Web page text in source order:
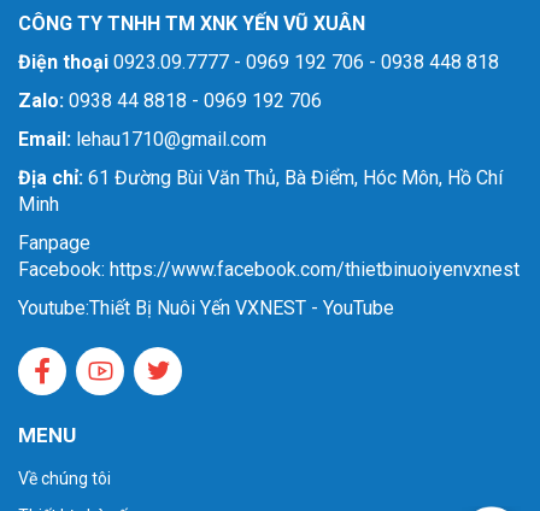
CÔNG TY TNHH TM XNK YẾN VŨ XUÂN
Điện thoại 0923.09.7777 - 0969 192 706 - 0938 448 818
Zalo: 0938 44 8818 - 0969 192 706
Email: lehau1710@gmail.com
Địa chỉ: 61 Đường Bùi Văn Thủ, Bà Điểm, Hóc Môn, Hồ Chí
Minh
Fanpage
Facebook: https://www.facebook.com/thietbinuoiyenvxnest
Youtube:Thiết Bị Nuôi Yến VXNEST - YouTube
MENU
Về chúng tôi